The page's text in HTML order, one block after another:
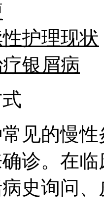
护理现状
银屑病
见的慢
诊。在
史询问